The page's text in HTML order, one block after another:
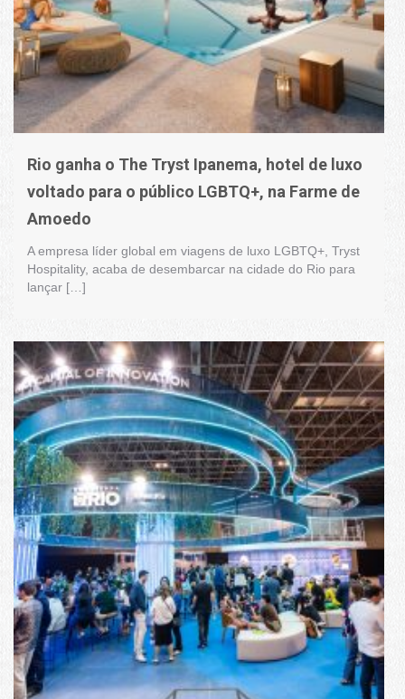
Rio ganha o The Tryst Ipanema, hotel de luxo
voltado para o público LGBTQ+, na Farme de
Amoedo
A empresa líder global em viagens de luxo LGBTQ+, Tryst
Hospitality, acaba de desembarcar na cidade do Rio para
lançar […]